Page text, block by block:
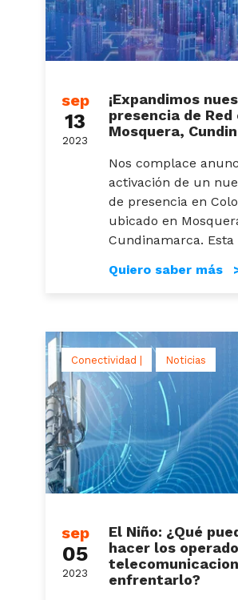
sep
13
2023
¡Expandimos
presencia de Red
Mosquera,
Nos complace
activación de un
de presencia en
ubicado en
Cundinamarca. Esta
Quiero saber más
sep
05
2023
Conectividad | Noticias
El Niño: ¿Qué
hacer los
enfrentarlo?